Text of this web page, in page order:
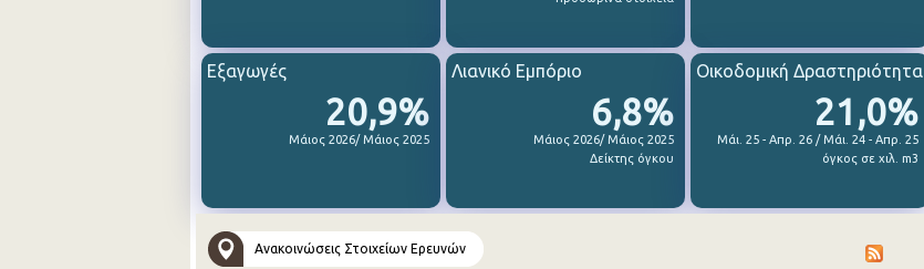
20,9%
Μάιος 2026/ Μάιος 2025
Εξαγωγές
6,8%
Μάιος 2026/ Μάιος 2025
Δείκτης όγκου
Λιανικό Εμπόριο
21,0%
Μάι. 25 - Απρ. 26 / Μάι. 24 - Απρ. 25
όγκος σε χιλ. m3
Οικοδομική Δραστηριότητα
Ανακοινώσεις Στοιχείων Ερευνών